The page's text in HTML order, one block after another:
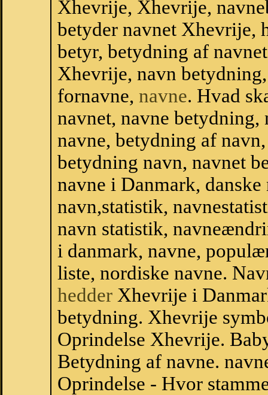
Xhevrije, Xhevrije,
betyder navnet Xhevrije,
betyr, betydning af
Xhevrije, navn
fornavne, navne. Hvad
navnet, navne
navne, betydning af
betydning navn, navnet
navne i Danmark,
navn,statistik,
navn statistik,
i danmark, navne,
liste, nordiske navne.
hedder Xhevrije i
betydning. Xhevrije
Oprindelse Xhevrije.
Betydning af navne.
Oprindelse - Hvor